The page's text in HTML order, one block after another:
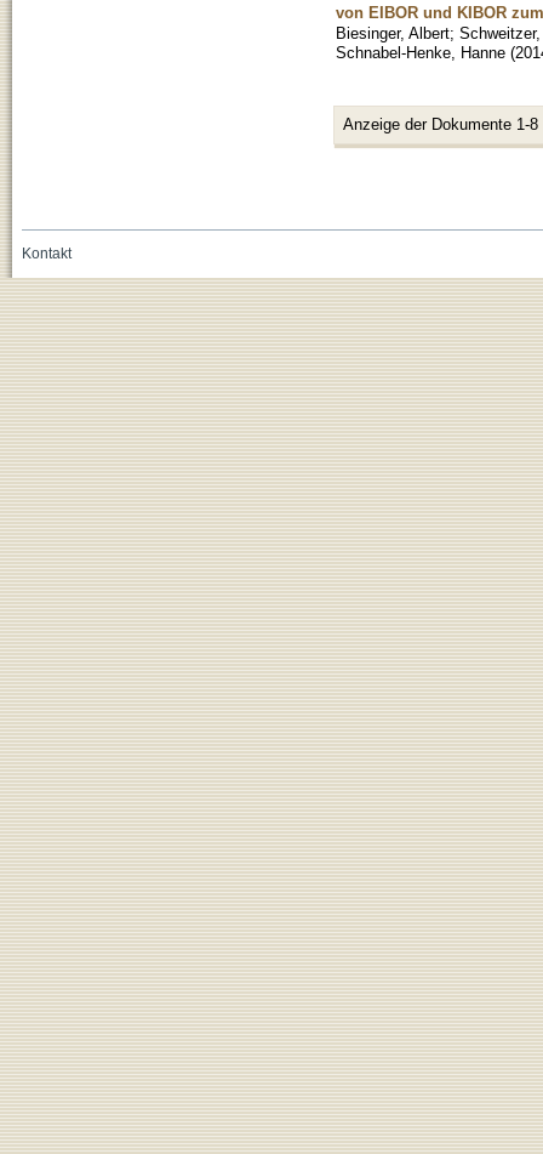
von EIBOR und KIBOR
Biesinger, Albert;
Schnabel-Henke, Hanne (
Anzeige der Dokumente 1-8
Kontakt